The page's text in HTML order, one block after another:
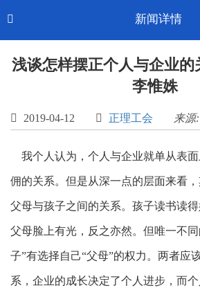
 新闻详情
浅谈怎样摆正个人与企业的
李惟姝
 2019-04-12  正理工会 来源:
我个人认为，个人与企业就单从表
佣的关系。但是从深一点的层面来看
父母与孩子之间的关系。孩子读书读得
父母脸上有光，反之亦然。但唯一不
子”有选择自己“父母”的权力。两者应
系，企业的成长决定了个人进步，而